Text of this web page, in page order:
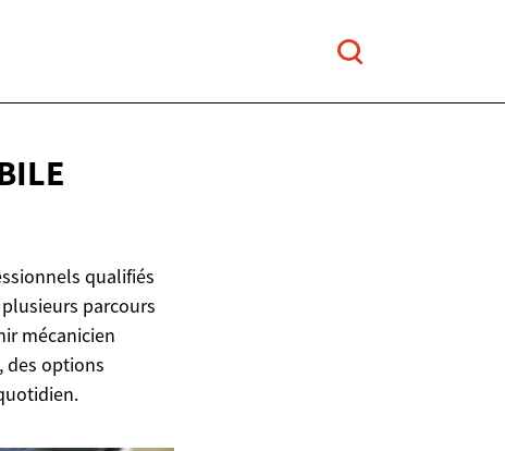
qualifiés
parcours
mécanicien
des options